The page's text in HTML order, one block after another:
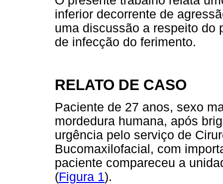
inferior decorrente de
uma discussão a respeito do
de infecção do ferimento.
RELATO DE CASO
Paciente de 27 anos, sexo
mordedura humana, após
urgência pelo serviço de
Bucomaxilofacial, com
paciente compareceu a
(Figura 1).